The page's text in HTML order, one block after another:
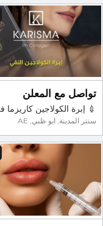
تواصل مع المعلن
سنتر المدينة, ابو ظبي, AE